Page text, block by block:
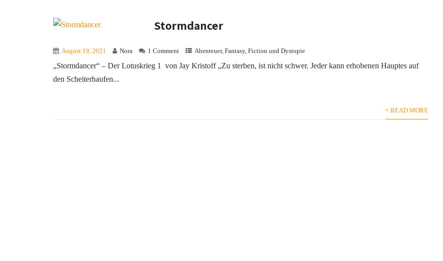
Stormdancer
August 19, 2021 Nora 1 Comment Abenteuer, Fantasy, Fiction und Dystopie
„Stormdancer“ – Der Lotuskrieg 1 von Jay Kristoff „Zu sterben, ist nicht schwer. Jeder kann erhobenen Hauptes auf
den Scheiterhaufen...
+ READ MORE